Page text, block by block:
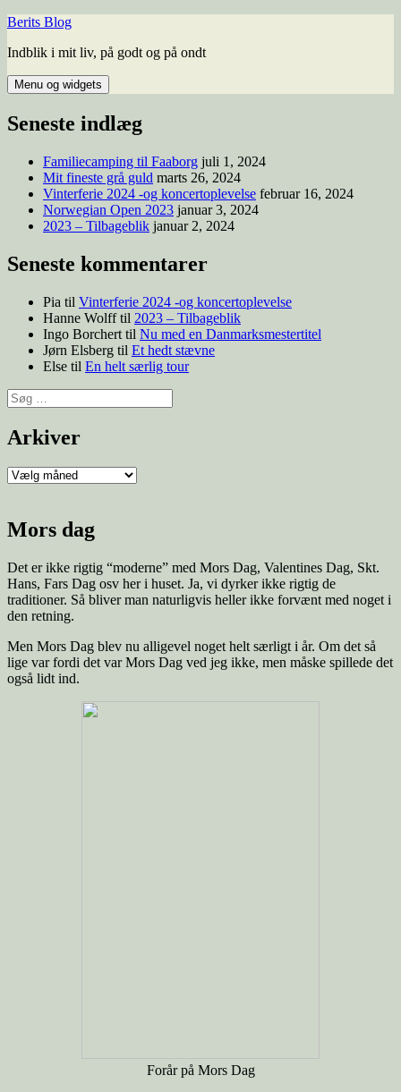
Berits Blog
Indblik i mit liv, på godt og på ondt
Menu og widgets
Seneste indlæg
Familiecamping til Faaborg juli 1, 2024
Mit fineste grå guld marts 26, 2024
Vinterferie 2024 -og koncertoplevelse februar 16, 2024
Norwegian Open 2023 januar 3, 2024
2023 – Tilbageblik januar 2, 2024
Seneste kommentarer
Pia til Vinterferie 2024 -og koncertoplevelse
Hanne Wolfftil 2023 – Tilbageblik
Ingo Borchert til Nu med en Danmarksmestertitel
Jørn Elsberg til Et hedt stævne
Else til En helt særlig tour
Arkiver
Mors dag
Det er ikke rigtig “moderne” med Mors Dag, Valentines Dag, Skt.
Hans, Fars Dag osv her i huset. Ja, vi dyrker ikke rigtig de
traditioner. Så bliver man naturligvis heller ikke forvænt med noget i
den retning.
Men Mors Dag blev nu alligevel noget helt særligt i år. Om det så
lige var fordi det var Mors Dag ved jeg ikke, men måske spillede det
også lidt ind.
Forår på Mors Dag